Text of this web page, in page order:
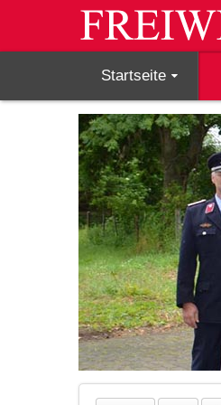
Startseite